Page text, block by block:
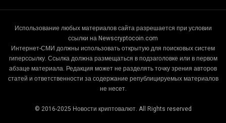
Использование любых материалов сайта разрешается при условии
ссылки на Newscryptocoin.com
Интернет-СМИ должны использовать открытую для поисковых систем
гиперссылку. Ссылка должна размещаться в подзаголовке или в первом
абзаце материала. Редакция может не разделять точку зрения авторов
статей и ответственности за содержание републицируемых материалов
не несет.
© 2016-2025 Новости криптовалют. All Rights reserved